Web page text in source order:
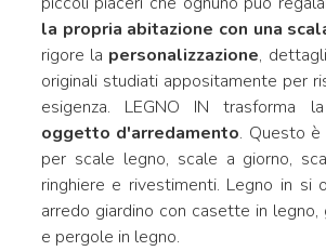
la propria abitazione con una
rigore la personalizzazione,
originali studiati appositamente per
esigenza. LEGNO IN trasforma la
oggetto d'arredamento. Questo è
per scale legno, scale a giorno,
ringhiere e rivestimenti. Legno in si
arredo giardino con casette in legno,
e pergole in legno.